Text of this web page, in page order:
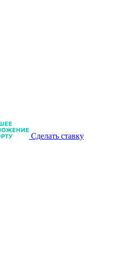
Сделать ставку